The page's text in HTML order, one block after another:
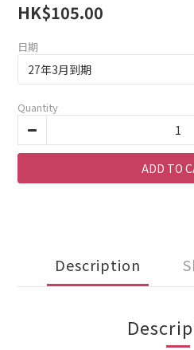
HK$105.00
日期
Quantity
ADD TO
Description